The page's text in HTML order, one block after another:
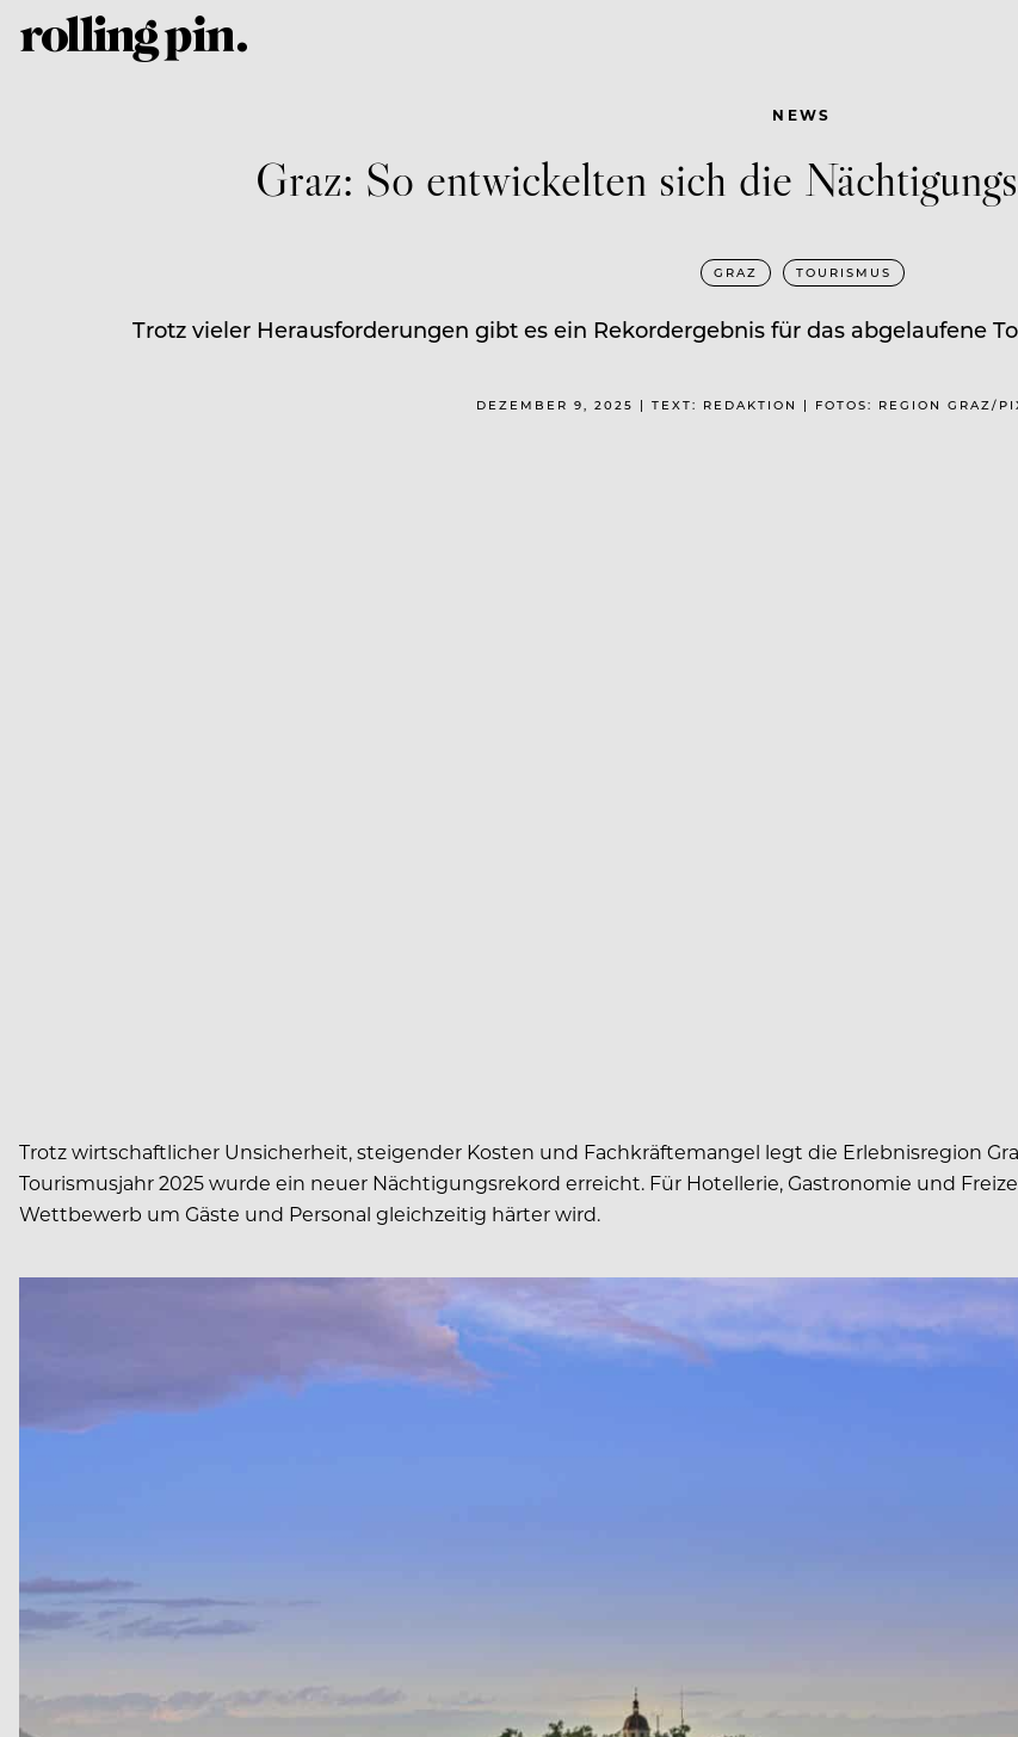
NEWS
Graz: So entwickelten sich die
GRAZ TOURISMUS
Trotz vieler Herausforderungen gibt es ein Rekordergebnis für das abgelaufene
DEZEMBER 9, 2025 | TEXT: REDAKTION | FOTOS: REGION GRAZ/
Trotz wirtschaftlicher Unsicherheit, steigender Kosten und Fachkräftemangel legt die Erlebnisregion
Tourismusjahr 2025 wurde ein neuer Nächtigungsrekord erreicht. Für Hotellerie, Gastronomie und
Wettbewerb um Gäste und Personal gleichzeitig härter wird.